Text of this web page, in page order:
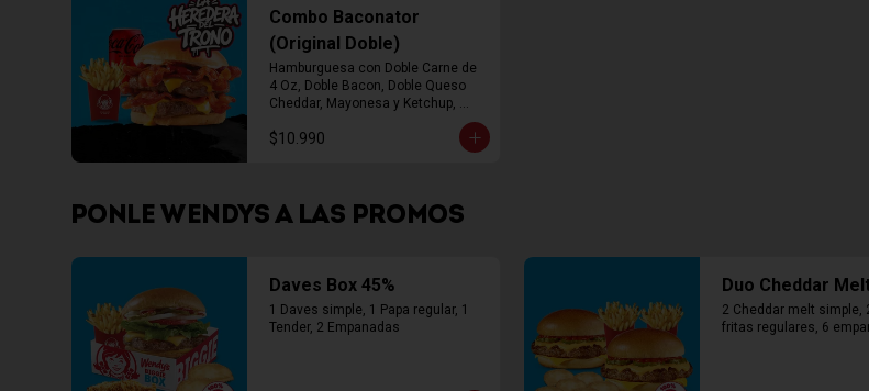
Combo Baconator
(Original Doble)
Hamburguesa con Doble Carne de
4 Oz, Doble Bacon, Doble Queso
Cheddar, Mayonesa y Ketchup,
Papas Fritas Mediana, Bebida Lata
$10.990
PONLE WENDYS A LAS PROMOS
Daves Box 45%
1 Daves simple, 1 Papa regular, 1
Tender, 2 Empanadas
Duo Cheddar
2 Cheddar melt simple,
fritas regulares, 6